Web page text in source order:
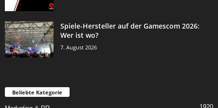
Spiele-Hersteller auf der Gamescom 2026:
Wer ist wo?
7. August 2026
Beliebte Kategorie